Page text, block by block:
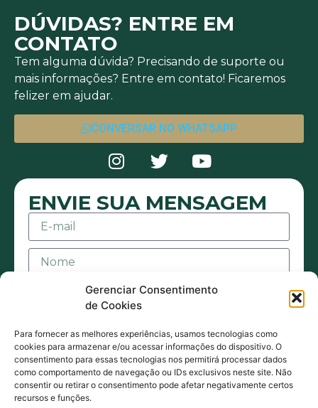
Gerenciar Consentimento
de Cookies
Para fornecer as melhores experiências, usamos tecnologias como
cookies para armazenar e/ou acessar informações do dispositivo. O
consentimento para essas tecnologias nos permitirá processar dados
como comportamento de navegação ou IDs exclusivos neste site. Não
consentir ou retirar o consentimento pode afetar negativamente certos
recursos e funções.
DÚVIDAS? ENTRE EM
CONTATO
Tem alguma dúvida? Precisando de suporte ou
mais informações? Entre em contato! Ficaremos
felizer em ajudar.
CONVERSAR NO WHATSAPP
ENVIE SUA MENSAGEM
Aceito receber mensagens ou e-mails sejam
eles de contato ou promocionais. Também